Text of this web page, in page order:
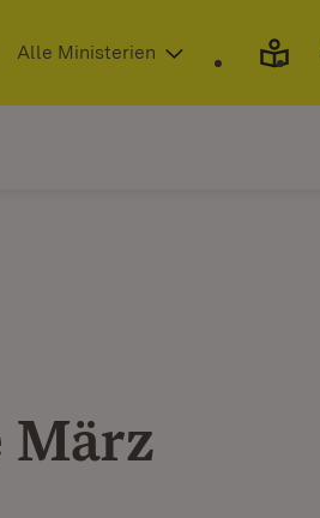
in neuem Fenster)
Alle Ministerien
März